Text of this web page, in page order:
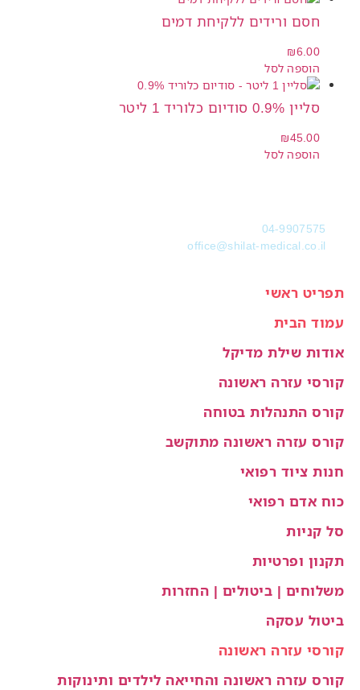
חסם ורידים ללקיחת דמים
₪6.00
הוספה לסל
סליין 0.9% סודיום כלוריד 1 ליטר
₪45.00
הוספה לסל
04-9907575
office@shilat-medical.co.il
תפריט ראשי
עמוד הבית
אודות שילת מדיקל
קורסי עזרה ראשונה
קורס התנהלות בטוחה
קורס עזרה ראשונה מתוקשב
חנות ציוד רפואי
כוח אדם רפואי
סל קניות
תקנון ופרטיות
משלוחים | ביטולים | החזרות
ביטול עסקה
קורסי עזרה ראשונה
קורס עזרה ראשונה והחייאה לילדים ותינוקות